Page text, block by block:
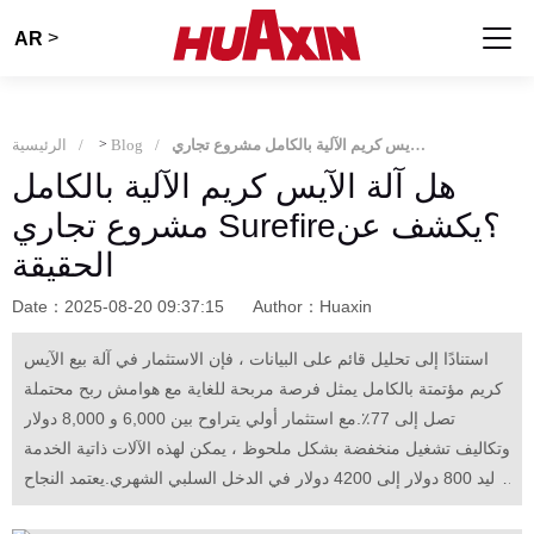
AR >
الرئيسية > Blog هل آلة الآيس كريم الآلية بالكامل مشروع تجاري Surefire؟يكشف عن الحقيقة
هل آلة الآيس كريم الآلية بالكامل
مشروع تجاري Surefire؟يكشف عن
الحقيقة
Date：2025-08-20 09:37:15 Author：Huaxin
استنادًا إلى تحليل قائم على البيانات ، فإن الاستثمار في آلة بيع الآيس
كريم مؤتمتة بالكامل يمثل فرصة مربحة للغاية مع هوامش ربح محتملة
تصل إلى 77٪.مع استثمار أولي يتراوح بين 6,000 و 8,000 دولار
وتكاليف تشغيل منخفضة بشكل ملحوظ ، يمكن لهذه الآلات ذاتية الخدمة
توليد 800 دولار إلى 4200 دولار في الدخل السلبي الشهري.يعتمد النجاح
في المقام الأول على اختيار الموقع الاستراتيجي وموثوقية الماكينة ، مما